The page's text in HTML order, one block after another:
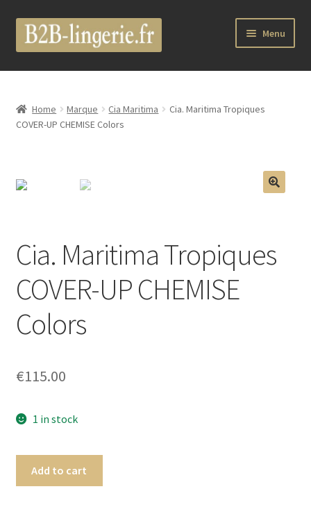
Aller
Aller
au
Menu
B2B Lingerie Site Officiel
Wholesale Registration Page
Boutique
menu
enfant
Luxury Lingerie
Femme
Homme
Home Marque Cia Maritima
Cia. Maritima Tropiques
COVER-UP CHEMISE Colors
Cia. Maritima Tropiques
COVER-UP CHEMISE
Colors
€115.00
1 in stock
Add to cart